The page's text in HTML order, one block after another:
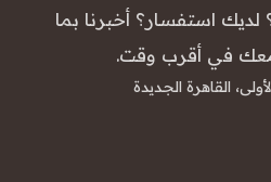
استفسار؟ أخبرنا بما
معك في أقرب وقت.